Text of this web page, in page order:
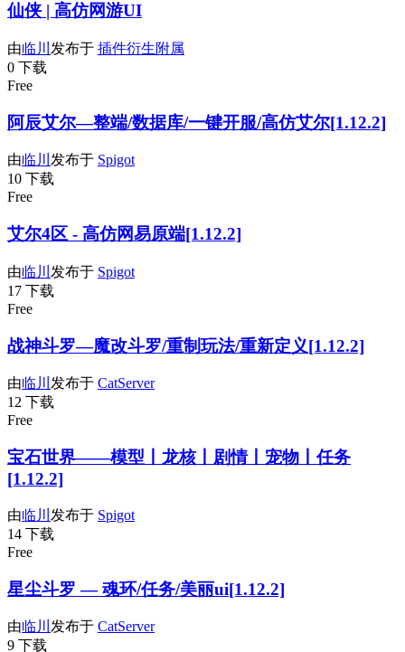
仙侠 | 高仿网游UI
由临川 发布于 插件衍生附属
0 下载
Free
阿辰艾尔—整端/数据库/一键开服/高仿艾尔[1.12.2]
由临川 发布于 Spigot
10 下载
Free
艾尔4区 - 高仿网易原端[1.12.2]
由临川 发布于 Spigot
17 下载
Free
战神斗罗—魔改斗罗/重制玩法/重新定义[1.12.2]
由临川 发布于 CatServer
12 下载
Free
宝石世界——模型丨龙核丨剧情丨宠物丨任务
[1.12.2]
由临川 发布于 Spigot
14 下载
Free
星尘斗罗 — 魂环/任务/美丽ui[1.12.2]
由临川 发布于 CatServer
9 下载